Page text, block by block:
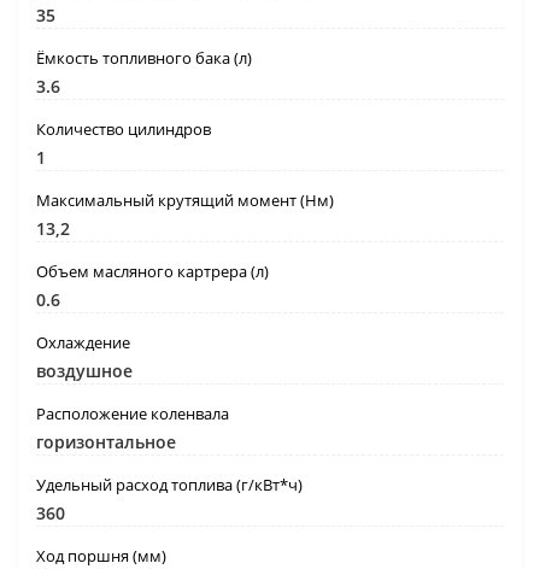
35
Ёмкость топливного бака (л)
3.6
Количество цилиндров
1
Максимальный крутящий момент (Нм)
13,2
Объем масляного картрера (л)
0.6
Охлаждение
воздушное
Расположение коленвала
горизонтальное
Удельный расход топлива (г/кВт*ч)
360
Ход поршня (мм)